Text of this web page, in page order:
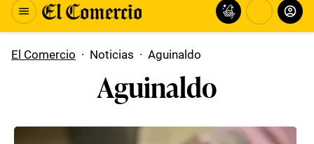
El Comercio · Noticias · Aguinaldo
Aguinaldo